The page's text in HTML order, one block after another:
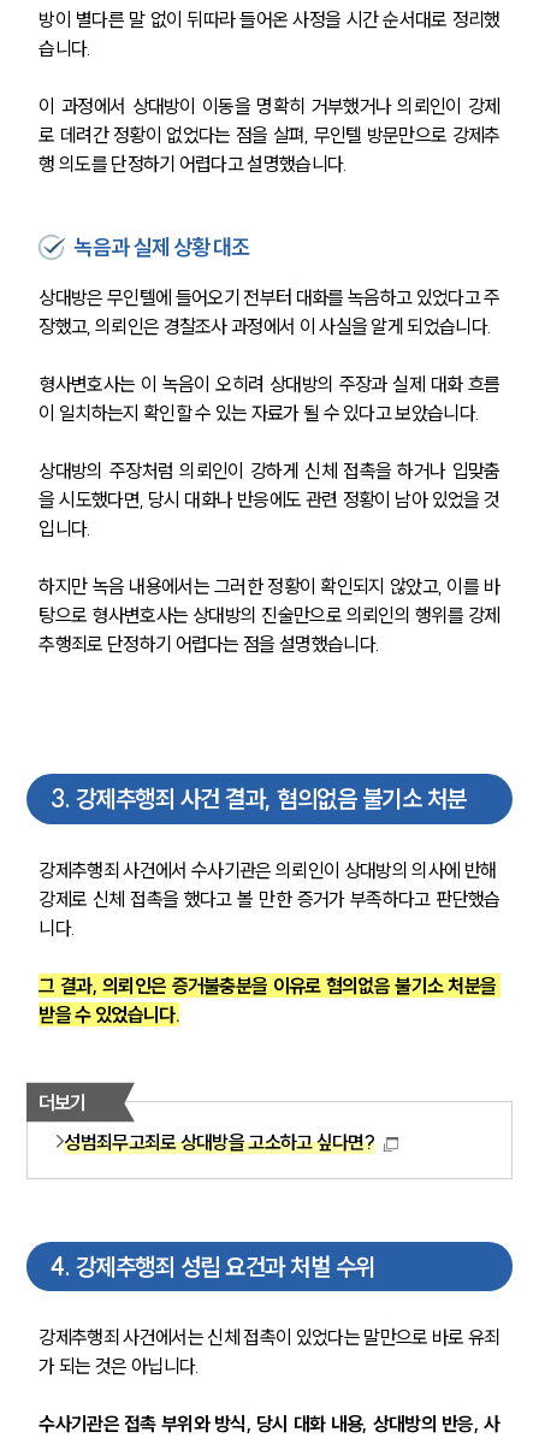
방이 별다른 말 없이 뒤따라 들어온 사정을 시간 순서대로 정리했
습니다.
이 과정에서 상대방이 이동을 명확히 거부했거나 의뢰인이 강제
로 데려간 정황이 없었다는 점을 살펴, 무인텔 방문만으로 강제추
행 의도를 단정하기 어렵다고 설명했습니다.
녹음과 실제 상황 대조
상대방은 무인텔에 들어오기 전부터 대화를 녹음하고 있었다고 주
장했고, 의뢰인은 경찰조사 과정에서 이 사실을 알게 되었습니다.
형사변호사는 이 녹음이 오히려 상대방의 주장과 실제 대화 흐름
이 일치하는지 확인할 수 있는 자료가 될 수 있다고 보았습니다.
상대방의 주장처럼 의뢰인이 강하게 신체 접촉을 하거나 입맞춤
을 시도했다면, 당시 대화나 반응에도 관련 정황이 남아 있었을 것
입니다.
하지만 녹음 내용에서는 그러한 정황이 확인되지 않았고, 이를 바
탕으로 형사변호사는 상대방의 진술만으로 의뢰인의 행위를 강제
추행죄로 단정하기 어렵다는 점을 설명했습니다.
3. 강제추행죄 사건 결과, 혐의없음 불기소 처분
강제추행죄 사건에서 수사기관은 의뢰인이 상대방의 의사에 반해
강제로 신체 접촉을 했다고 볼 만한 증거가 부족하다고 판단했습
니다.
그 결과, 의뢰인은 증거불충분을 이유로 혐의없음 불기소 처분을
받을 수 있었습니다.
더보기
성범죄무고죄로 상대방을 고소하고 싶다면?
4. 강제추행죄 성립 요건과 처벌 수위
강제추행죄 사건에서는 신체 접촉이 있었다는 말만으로 바로 유죄
가 되는 것은 아닙니다.
수사기관은 접촉 부위와 방식, 당시 대화 내용, 상대방의 반응, 사